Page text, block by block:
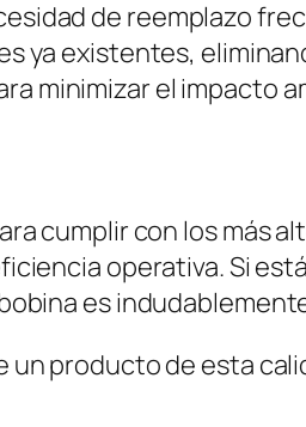
de reemplazo
ya existentes,
minimizar el impacto
cumplir con los más
operativa. Si
es
producto de esta